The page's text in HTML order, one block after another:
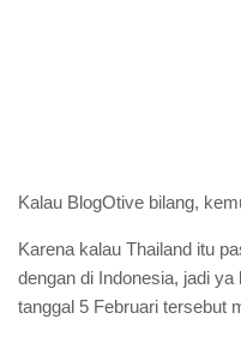
Kalau BlogOtive bilang,
Karena kalau Thailand itu
dengan di Indonesia, jadi
tanggal 5 Februari tersebut